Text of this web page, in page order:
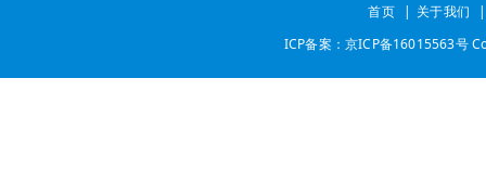
首页 | 关于我们
|
ICP备案：京ICP备16015563号